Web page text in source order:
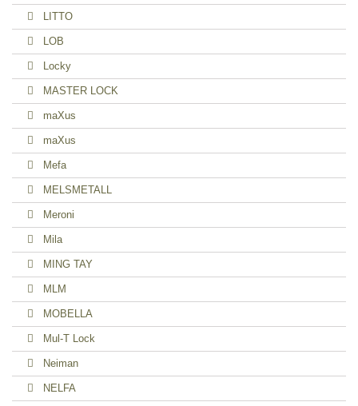
LITTO
LOB
Locky
MASTER LOCK
maXus
maXus
Mefa
MELSMETALL
Meroni
Mila
MING TAY
MLM
MOBELLA
Mul-T Lock
Neiman
NELFA